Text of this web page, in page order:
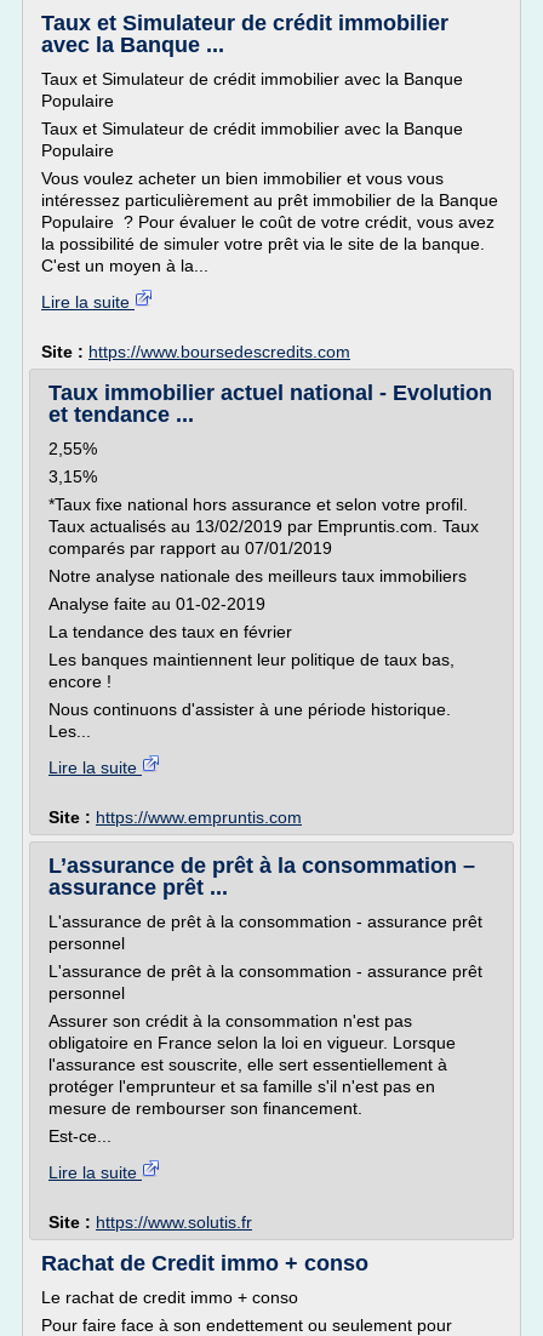
Taux et Simulateur de crédit immobilier
avec la Banque ...
Taux et Simulateur de crédit immobilier avec la Banque
Populaire
Taux et Simulateur de crédit immobilier avec la Banque
Populaire
Vous voulez acheter un bien immobilier et vous vous
intéressez particulièrement au prêt immobilier de la Banque
Populaire ? Pour évaluer le coût de votre crédit, vous avez
la possibilité de simuler votre prêt via le site de la banque.
C'est un moyen à la...
Lire la suite
Site : https://www.boursedescredits.com
Taux immobilier actuel national - Evolution
et tendance ...
2,55%
3,15%
*Taux fixe national hors assurance et selon votre profil.
Taux actualisés au 13/02/2019 par Empruntis.com. Taux
comparés par rapport au 07/01/2019
Notre analyse nationale des meilleurs taux immobiliers
Analyse faite au 01-02-2019
La tendance des taux en février
Les banques maintiennent leur politique de taux bas,
encore !
Nous continuons d'assister à une période historique.
Les...
Lire la suite
Site : https://www.empruntis.com
L’assurance de prêt à la consommation –
assurance prêt ...
L'assurance de prêt à la consommation - assurance prêt
personnel
L'assurance de prêt à la consommation - assurance prêt
personnel
Assurer son crédit à la consommation n'est pas
obligatoire en France selon la loi en vigueur. Lorsque
l'assurance est souscrite, elle sert essentiellement à
protéger l'emprunteur et sa famille s'il n'est pas en
mesure de rembourser son financement.
Est-ce...
Lire la suite
Site : https://www.solutis.fr
Rachat de Credit immo + conso
Le rachat de credit immo + conso
Pour faire face à son endettement ou seulement pour